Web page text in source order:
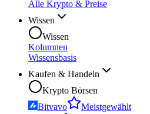
Alle Krypto & Preise
Wissen
Wissen
Kolumnen
Wissensbasis
Kaufen & Handeln
Krypto Börsen
Bitvavo
Meistgewählt